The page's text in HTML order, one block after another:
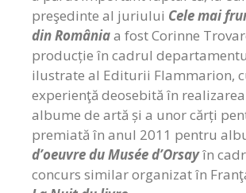
preşedinte al juriului Cele mai
din Româniaa fost Corinne
producție în cadrul
ilustrate al Editurii Flammarion,
experienţă deosebită în
albume de artă și a unor cărți
premiată în anul 2011 pentru
d’oeuvre du Musée d’Orsayîn
concurs similar organizat în